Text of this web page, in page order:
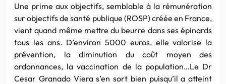
Une prime aux objectifs, semblable à la rémunération
sur objectifs de santé publique (ROSP) créée en France,
vient quand même mettre du beurre dans ses épinards
tous les ans. D’environ 5000 euros, elle valorise la
prévention, la diminution du coût moyen des
ordonnances, la vaccination de la population…Le Dr
Cesar Granado Viera s’en sort bien puisqu’il a atteint